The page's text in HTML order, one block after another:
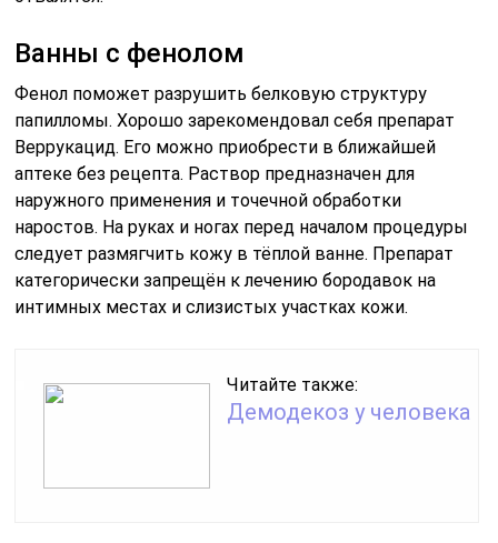
Ванны с фенолом
Фенол поможет разрушить белковую структуру
папилломы. Хорошо зарекомендовал себя препарат
Веррукацид. Его можно приобрести в ближайшей
аптеке без рецепта. Раствор предназначен для
наружного применения и точечной обработки
наростов. На руках и ногах перед началом процедуры
следует размягчить кожу в тёплой ванне. Препарат
категорически запрещён к лечению бородавок на
интимных местах и слизистых участках кожи.
Читайте также:
Демодекоз у человека